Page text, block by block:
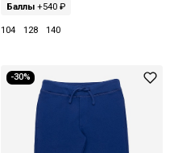
Баллы+540 ₽
104 128 140
-30%